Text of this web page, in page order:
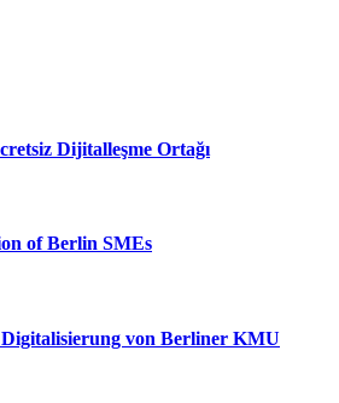
Dijitalleşme Ortağı
of Berlin SMEs
von Berliner KMU